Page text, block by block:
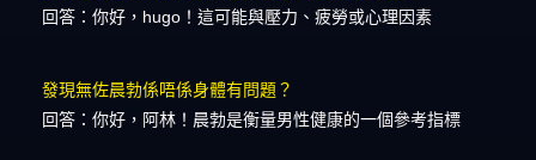
回答：你好，hugo！這可能與壓力、疲勞或心理因素
發現無佐晨勃係唔係身體有問題？
回答：你好，阿林！晨勃是衡量男性健康的一個參考指標